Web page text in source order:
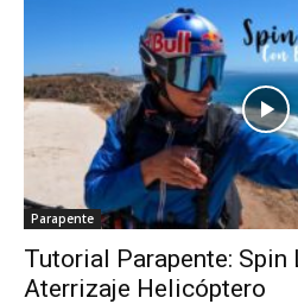
Parapente
Tutorial Parapente: Spin
Aterrizaje Helicóptero